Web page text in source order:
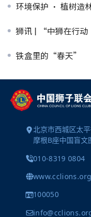
环境保护 · 植树造林
狮讯 | “中狮在行动 ·
铁盒里的“春天”
北京市西城区太
摩根B座中国盲文
010-8319 0804
100050